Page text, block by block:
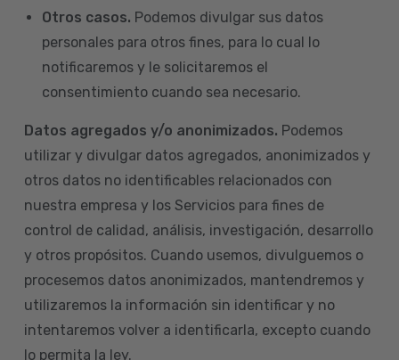
Otros casos. Podemos divulgar sus datos
personales para otros fines, para lo cual lo
notificaremos y le solicitaremos el
consentimiento cuando sea necesario.
Datos agregados y/o anonimizados. Podemos
utilizar y divulgar datos agregados, anonimizados y
otros datos no identificables relacionados con
nuestra empresa y los Servicios para fines de
control de calidad, análisis, investigación, desarrollo
y otros propósitos. Cuando usemos, divulguemos o
procesemos datos anonimizados, mantendremos y
utilizaremos la información sin identificar y no
intentaremos volver a identificarla, excepto cuando
lo permita la ley.